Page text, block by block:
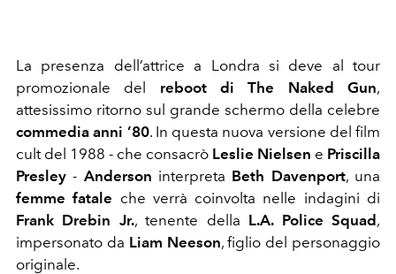
La presenza dell’attrice a Londra si deve al tour
promozionale del reboot di The Naked Gun,
attesissimo ritorno sul grande schermo della celebre
commedia anni ’80. In questa nuova versione del film
cult del 1988 - che consacrò Leslie Nielsen e Priscilla
Presley - Anderson interpreta Beth Davenport, una
femme fatale che verrà coinvolta nelle indagini di
Frank Drebin Jr., tenente della L.A. Police Squad,
impersonato da Liam Neeson, figlio del personaggio
originale.